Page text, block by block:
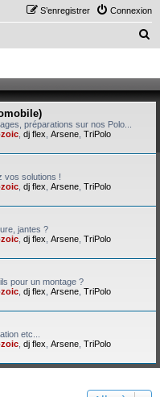
Connexion
S’enregistrer
h
r
préparations sur nos Polo...
dj flex Arsene TriPolo
vos solutions !
dj flex Arsene TriPolo
jantes ?
dj flex Arsene TriPolo
pour un montage ?
dj flex Arsene TriPolo
etc...
dj flex Arsene TriPolo